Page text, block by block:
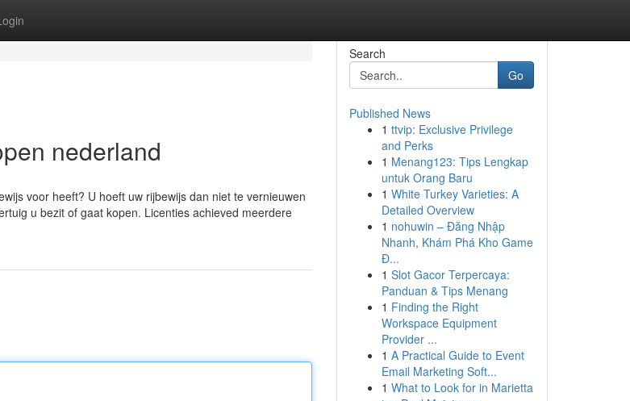
nederland
voor heeft? U hoeft uw rijbewijs dan niet te vernieuwen
u bezit of gaat kopen. Licenties achieved meerdere
Search
Go
Published News
1 ttvip: Exclusive Privilege
and Perks
1 Menang123: Tips Lengkap
untuk Orang Baru
1 White Turkey Varieties: A
Detailed Overview
1 nohuwin – Đăng Nhập
Nhanh, Khám Phá Kho Game
Đ...
1 Slot Gacor Terpercaya:
Panduan & Tips Menang
1 Finding the Right
Workspace Equipment
Provider ...
1 A Practical Guide to Event
Email Marketing Soft...
1 What to Look for in Marietta